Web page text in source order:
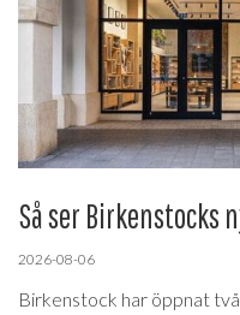
Så ser Birkenstocks
2026-08-06
Birkenstock har öppnat